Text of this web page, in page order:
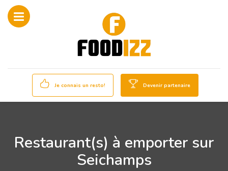
Je connais un resto! Devenir partenaire
Restaurant(s) à emporter sur
Seichamps